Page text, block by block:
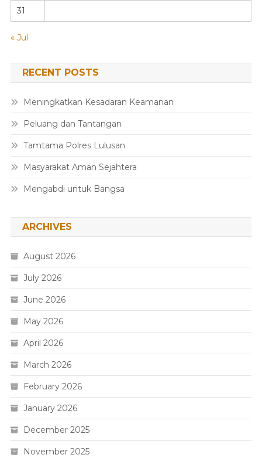
31
« Jul
RECENT POSTS
Meningkatkan Kesadaran Keamanan
Peluang dan Tantangan
Tamtama Polres Lulusan
Masyarakat Aman Sejahtera
Mengabdi untuk Bangsa
ARCHIVES
August 2026
July 2026
June 2026
May 2026
April 2026
March 2026
February 2026
January 2026
December 2025
November 2025